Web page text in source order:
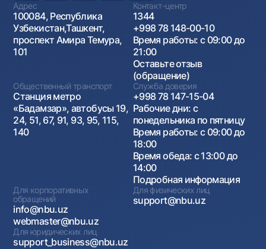
Адрес
100084, Республика
Узбекистан,Ташкент,
проспект Амира Темура,
101
Контакт-центр
1344
+998 78 148-00-10
Время работы: с 09:00 до
21:00
Оставьте отзыв
(обращение)
Общественный транспорт
Станция метро
«Бадамзар», автобусы 19,
24, 51, 67, 91, 93, 95, 115,
140
Служба доверия
+998 78 147-15-04
Рабочие дни: с
понедельника по пятницу
Время работы: с 09:00 до
18:00
Время обеда: с 13:00 до
14:00
Подробная информация
Для корпоративных
обращений
info@nbu.uz
webmaster@nbu.uz
Для физических лиц
support@nbu.uz
Для юридических лиц
support_business@nbu.uz